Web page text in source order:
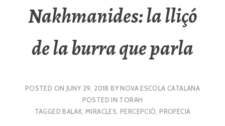
Nakhmanides: la lliçó
de la burra que parla
POSTED ON JUNY 29, 2018 BYNOVA ESCOLA CATALANA
POSTED IN TORAH
TAGGEDBALAK, MIRACLES, PERCEPCIÓ,PROFECIA